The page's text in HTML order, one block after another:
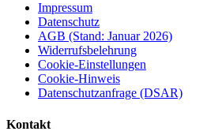
Impressum
Datenschutz
AGB (Stand: Januar 2026)
Widerrufsbelehrung
Cookie-Einstellungen
Cookie-Hinweis
Datenschutzanfrage (DSAR)
Kontakt